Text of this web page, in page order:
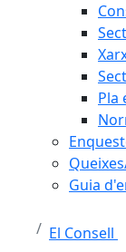
Pla
Guia
El Consell